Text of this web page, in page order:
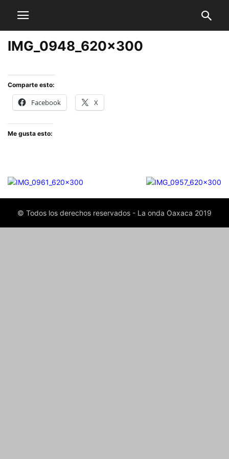
IMG_0948_620x300
Comparte esto:
Facebook X
Me gusta esto:
© Todos los derechos reservados - La onda Oaxaca 2019